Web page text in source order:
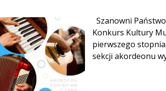
Szanowni
Konkurs Kultury
pierwszego
sekcji akordeonu